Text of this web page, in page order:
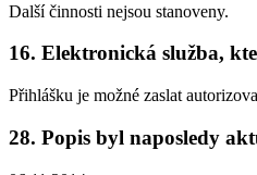
Další činnosti nejsou stanoveny.
16. Elektronická služba,
Přihlášku je možné zaslat
28. Popis byl naposledy